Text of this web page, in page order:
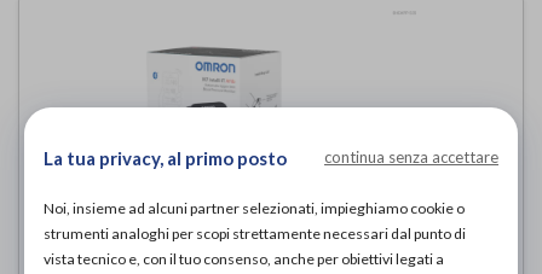
La tua privacy, al primo posto continua senza accettare
Noi, insieme ad alcuni partner selezionati, impieghiamo cookie o
strumenti analoghi per scopi strettamente necessari dal punto di
vista tecnico e, con il tuo consenso, anche per obiettivi legati a